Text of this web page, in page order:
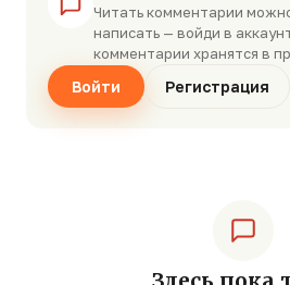
Читать комментарии
написать — войди в
комментарии хранятся в
Войти Регистрация